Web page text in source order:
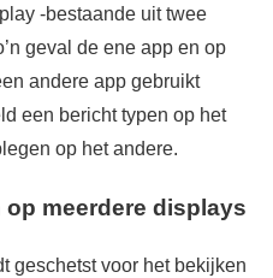
-bestaande uit twee
geval de ene app en op
andere app gebruikt
een bericht typen op het
op het andere.
meerdere displays
geschetst voor het bekijken